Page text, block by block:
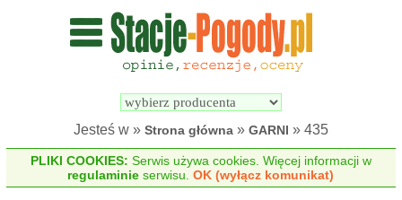
Wyszukiwarka
pogodowych
Jesteś w » Strona główna » GARNI » 435
PLIKI COOKIES: Serwis używa cookies. Więcej informacji w
regulaminie serwisu.OK (wyłącz komunikat)